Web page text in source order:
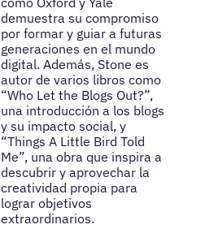
demuestra su compromiso
por formar y guiar a futuras
generaciones en el mundo
digital. Además, Stone es
autor de varios libros como
“Who Let the Blogs Out?”,
una introducción a los blogs
y su impacto social, y
“Things A Little Bird Told
Me”, una obra que inspira a
descubrir y aprovechar la
creatividad propia para
lograr objetivos
extraordinarios.